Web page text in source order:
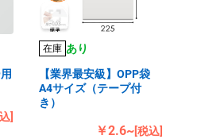
]
在庫 あり
【業界最安級】OPP袋
A4サイズ（テープ付
き）
￥2.6~[税込]